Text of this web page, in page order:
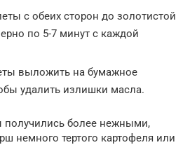
с обеих сторон до золотистой
по 5-7 минут с каждой
выложить на бумажное
удалить излишки масла.
получились более нежными,
немного тертого картофеля или